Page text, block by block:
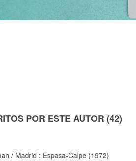
POR ESTE AUTOR (42)
/ Madrid : Espasa-Calpe (1972)